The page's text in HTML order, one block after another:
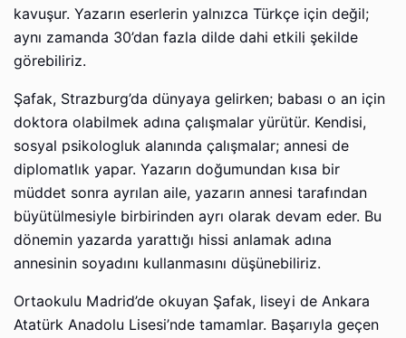
kavuşur. Yazarın eserlerin yalnızca Türkçe için değil;
aynı zamanda 30’dan fazla dilde dahi etkili şekilde
görebiliriz.
Şafak, Strazburg’da dünyaya gelirken; babası o an için
doktora olabilmek adına çalışmalar yürütür. Kendisi,
sosyal psikologluk alanında çalışmalar; annesi de
diplomatlık yapar. Yazarın doğumundan kısa bir
müddet sonra ayrılan aile, yazarın annesi tarafından
büyütülmesiyle birbirinden ayrı olarak devam eder. Bu
dönemin yazarda yarattığı hissi anlamak adına
annesinin soyadını kullanmasını düşünebiliriz.
Ortaokulu Madrid’de okuyan Şafak, liseyi de Ankara
Atatürk Anadolu Lisesi’nde tamamlar. Başarıyla geçen